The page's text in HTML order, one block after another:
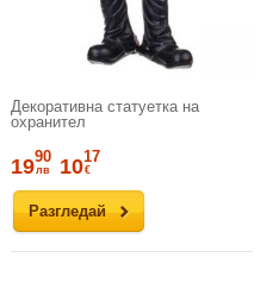
Декоративна статуетка на
охранител
Разгледай
1990
лв 1017
€